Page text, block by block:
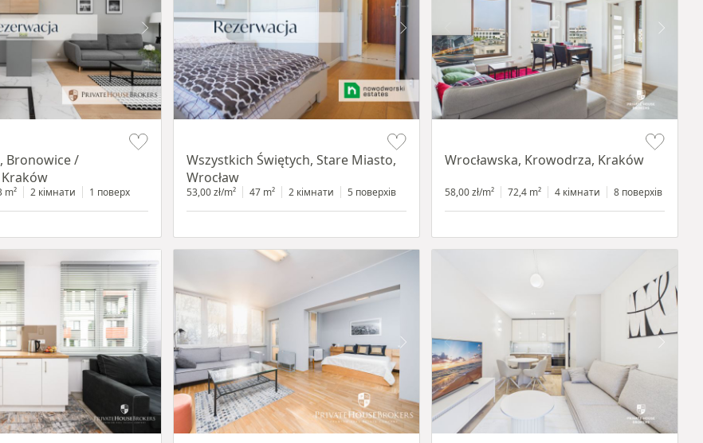
Bronowice /
m² 2 кімнати 1 поверх
Wszystkich Świętych, Stare Miasto,
Wrocław
53,00 zł/m² 47 m² 2 кімнати 5 поверхів
Wrocławska, Krowodrza, Kraków
58,00 zł/m² 72,4 m² 4 кімнати 8 поверхів